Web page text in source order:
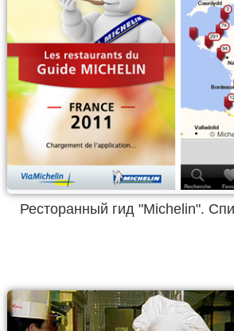
Ресторанный гид "Michelin".